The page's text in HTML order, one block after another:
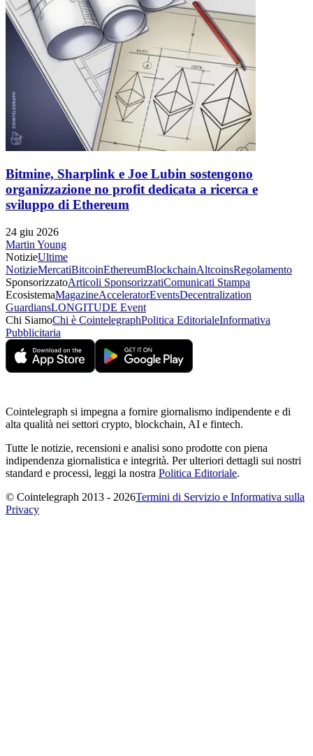
Bitmine, Sharplink e Joe Lubin sostengono
organizzazione no profit dedicata a ricerca e
sviluppo di Ethereum
24 giu 2026
Martin Young
NotizieUltime
NotizieMercatiBitcoinEthereumBlockchainAltcoinsRegolamento
SponsorizzatoArticoli SponsorizzatiComunicati Stampa
EcosistemaMagazineAcceleratorEventsDecentralization
GuardiansLONGITUDE Event
Chi SiamoChi è CointelegraphPolitica EditorialeInformativa
Pubblicitaria
Cointelegraph si impegna a fornire giornalismo indipendente e di
alta qualità nei settori crypto, blockchain, AI e fintech.
Tutte le notizie, recensioni e analisi sono prodotte con piena
indipendenza giornalistica e integrità. Per ulteriori dettagli sui nostri
standard e processi, leggi la nostra Politica Editoriale.
© Cointelegraph 2013 - 2026Termini di Servizio e Informativa sulla
Privacy